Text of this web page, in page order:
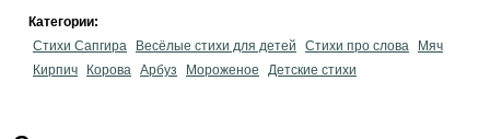
Категории:
Стихи Сапгира
Весёлые стихи для детей Стихи про слова
Мяч
Кирпич
Корова Арбуз Мороженое Детские стихи